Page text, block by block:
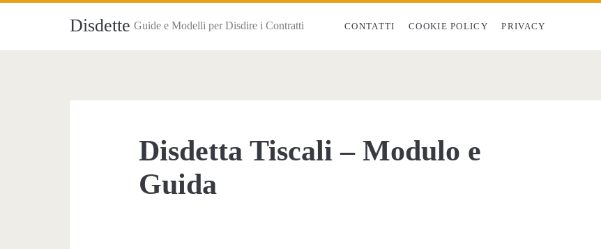
Disdette Guide e Modelli per Disdire i Contratti CONTATTI COOKIE POLICY PRIVACY
Disdetta Tiscali – Modulo e
Guida